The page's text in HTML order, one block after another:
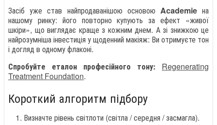
Засіб уже став найпродаванішою основою Academieна
нашому ринку: його повторно купують за ефект «живої
шкіри», що виглядає краще з кожним днем. А зі знижкою це
найрозумніша інвестиція у щоденний макіяж: Ви отримуєте тон
і догляд в одному флаконі.
Спробуйте еталон професійного тону:
Regenerating
Treatment Foundation.
Короткий алгоритм підбору
Визначте рівень світлоти (світла / середня / засмагла).